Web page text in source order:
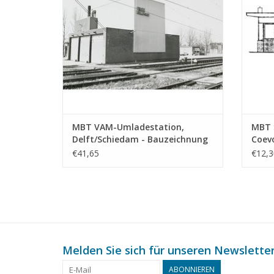
MBT VAM-Umladestation,
Delft/Schiedam - Bauzeichnung
Maßstab 1 : 87 (30.01.010)
€41,65
MBT
Melden Sie sich für unseren
ABONNIEREN